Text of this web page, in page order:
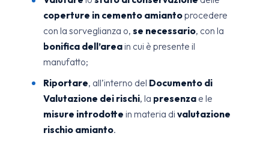
coperture in cemento amiantoprocedere
con la sorveglianza o, se necessario, con la
bonifica dell’areain cui è presente il
manufatto;
Riportare, all’interno del Documento di
Valutazione dei rischi, la presenza e le
misure introdotte in materia di valutazione
rischio amianto.